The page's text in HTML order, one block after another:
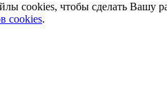
cookies, чтобы сделать Вашу
cookies.